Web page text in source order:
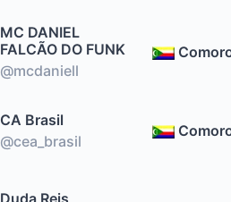
MC DANIEL
FALCÃO DO FUNK
@mcdaniell
CA Brasil
@cea_brasil
Duda Reis